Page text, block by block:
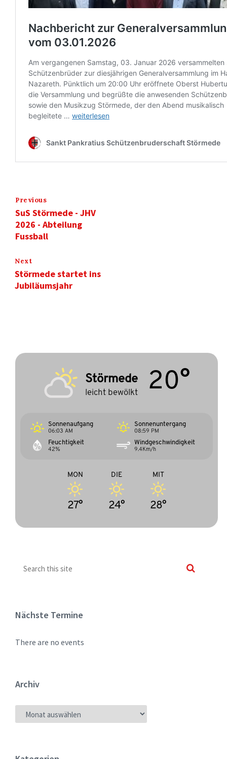
Previous
SuS Störmede - JHV
2026 - Abteilung
Fussball
Next
Störmede startet ins
Jubiläumsjahr
Störmede
leicht bewölkt 20°
Sonnenaufgang
06:03 AM
Sonnenuntergang
08:59 PM
Feuchtigkeit
42%
Windgeschwindigkeit
9.4Km/h
MON
27°
DIE
24°
MIT
28°
Nächste Termine
There are no events
Archiv